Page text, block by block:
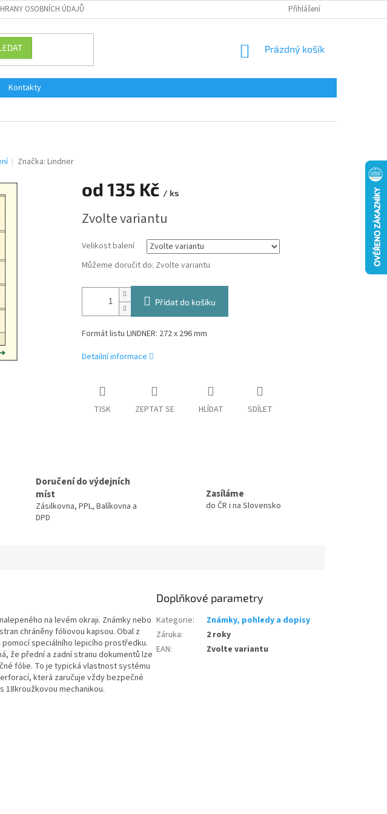
OSOBNÍCH ÚDAJŮ Přihlášení
NÁKUPNÍ
Prázdný košík
Kontakty
Značka:Lindner
od 135 Kč / ks
cena:
Zvolte variantu
Velikost balení
Můžeme doručit do: Zvolte variantu
Přidat do košíku
Formát listu LINDNER: 272 x 296 mm
Detailní informace
TISK ZEPTAT SE HLÍDAT SDÍLET
Doručení do výdejních
míst
Zásilkovna, PPL, Balíkovna a
DPD
Zasíláme
do ČR i na Slovensko
na levém okraji. Známky nebo
chráněny fóliovou kapsou. Obal z
speciálního lepicího prostředku.
že přední a zadní stranu dokumentů lze
fólie. To je typická vlastnost systému
která zaručuje vždy bezpečné
18kroužkovou mechanikou.
Doplňkové parametry
Kategorie:
Známky, pohledy a dopisy
Záruka:
2 roky
EAN: Zvolte variantu